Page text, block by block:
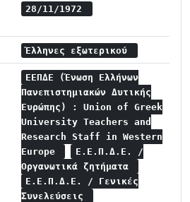
28/11/1972
Έλληνες εξωτερικού
ΕΕΠΔΕ (Ένωση Ελλήνων
Πανεπιστημιακών Δυτικής
Ευρώπης) : Union of Greek
University Teachers and
Research Staff in Western
Europe
Ε.Ε.Π.Δ.Ε. /
Οργανωτικά ζητήματα
Ε.Ε.Π.Δ.Ε. / Γενικές
Συνελεύσεις